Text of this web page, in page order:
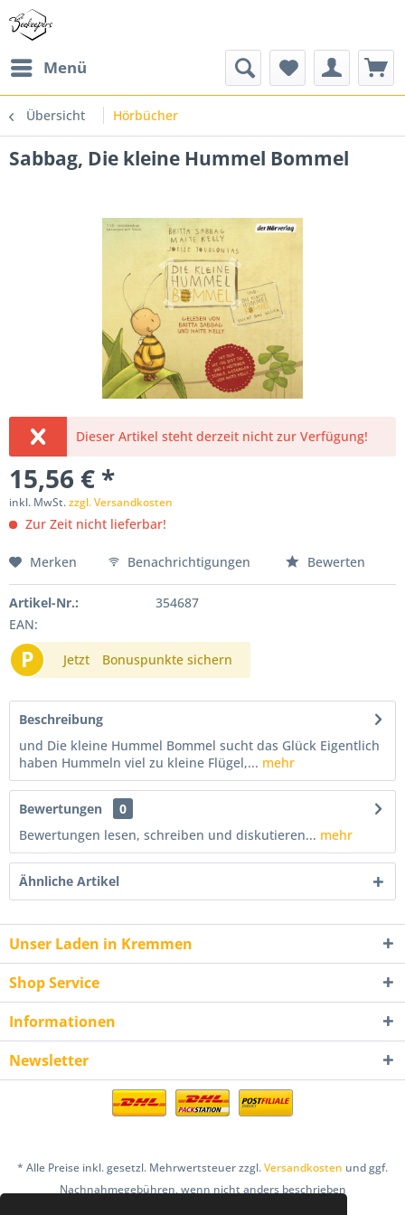
Menü
Übersicht Hörbücher
Sabbag, Die kleine Hummel Bommel
Dieser Artikel steht derzeit nicht zur Verfügung!
15,56 € *
inkl. MwSt.zzgl. Versandkosten
Zur Zeit nicht lieferbar!
Merken Benachrichtigungen Bewerten
Artikel-Nr.:
354687
EAN:
P Jetzt Bonuspunkte sichern
Beschreibung
und Die kleine Hummel Bommel sucht das Glück Eigentlich
haben Hummeln viel zu kleine Flügel,... mehr
Bewertungen
0
Bewertungen lesen, schreiben und diskutieren... mehr
Ähnliche Artikel
Unser Laden in Kremmen
Shop Service
Informationen
Newsletter
* Alle Preise inkl. gesetzl. Mehrwertsteuer zzgl.Versandkosten und ggf.
Nachnahmegebühren, wenn nicht anders beschrieben